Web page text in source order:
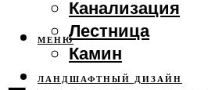
Канализация
Лестница
Камин
ЛАНДШАФТНЫЙ ДИЗАЙН
МЕНЮ